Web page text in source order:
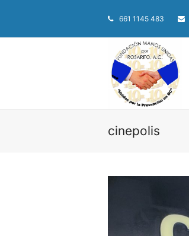
661 1145 483
cinepolis